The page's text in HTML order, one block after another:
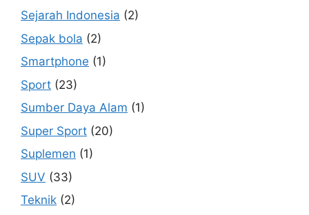
Sejarah Indonesia (2)
Sepak bola (2)
Smartphone (1)
Sport (23)
Sumber Daya Alam (1)
Super Sport (20)
Suplemen (1)
SUV (33)
Teknik (2)